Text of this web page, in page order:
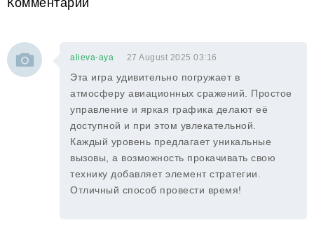
Комментарии
alieva-aya 27 August 2025 03:16
Эта игра удивительно погружает в
атмосферу авиационных сражений. Простое
управление и яркая графика делают её
доступной и при этом увлекательной.
Каждый уровень предлагает уникальные
вызовы, а возможность прокачивать свою
технику добавляет элемент стратегии.
Отличный способ провести время!